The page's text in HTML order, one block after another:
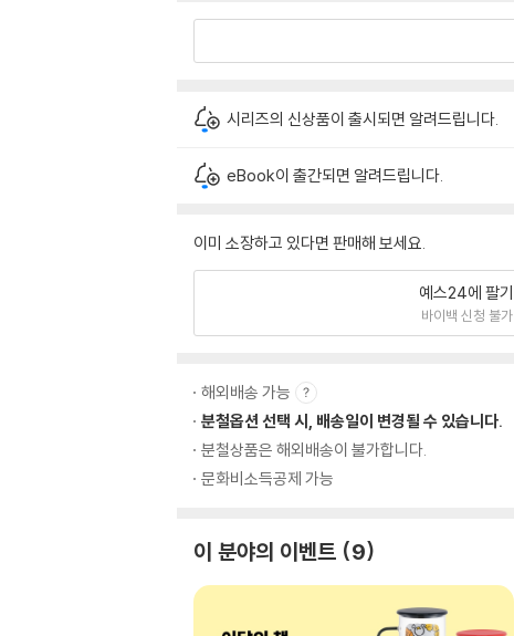
시리즈의 신상품이 출시되면 알려드립니다.
eBook이 출간되면 알려드립니다.
이미 소장하고 있다면 판매해 보세요.
예스24에 팔기
바이백 신청 불가
해외배송 가능
분철옵션 선택 시, 배송일이 변경될 수 있습니다.
분철상품은 해외배송이 불가합니다.
문화비소득공제 가능
이 분야의 이벤트 9